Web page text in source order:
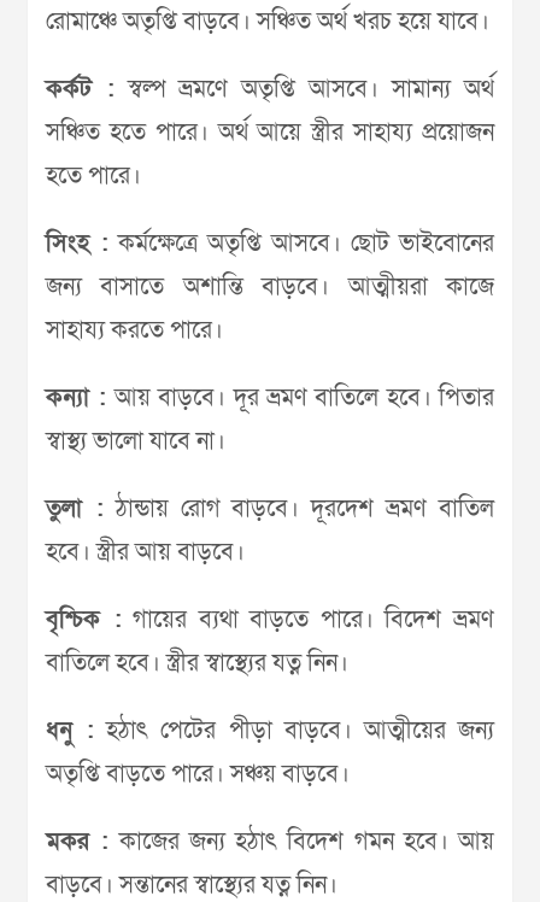
রোমাঞ্চে অতৃপ্তি বাড়বে। সঞ্চিত অর্থ খরচ হয়ে যাবে।
কর্কট : স্বল্প ভ্রমণে অতৃপ্তি আসবে। সামান্য অর্থ
সঞ্চিত হতে পারে। অর্থ আয়ে স্ত্রীর সাহায্য প্রয়োজন
হতে পারে।
সিংহ : কর্মক্ষেত্রে অতৃপ্তি আসবে। ছোট ভাইবোনের
জন্য বাসাতে অশান্তি বাড়বে। আত্মীয়রা কাজে
সাহায্য করতে পারে।
কন্যা : আয় বাড়বে। দূর ভ্রমণ বাতিলে হবে। পিতার
স্বাস্থ্য ভালো যাবে না।
তুলা : ঠান্ডায় রোগ বাড়বে। দূরদেশ ভ্রমণ বাতিল
হবে। স্ত্রীর আয় বাড়বে।
বৃশ্চিক : গায়ের ব্যথা বাড়তে পারে। বিদেশ ভ্রমণ
বাতিলে হবে। স্ত্রীর স্বাস্থ্যের যত্ন নিন।
ধনু : হঠাৎ পেটের পীড়া বাড়বে। আত্মীয়ের জন্য
অতৃপ্তি বাড়তে পারে। সঞ্চয় বাড়বে।
মকর : কাজের জন্য হঠাৎ বিদেশ গমন হবে। আয়
বাড়বে। সন্তানের স্বাস্থ্যের যত্ন নিন।